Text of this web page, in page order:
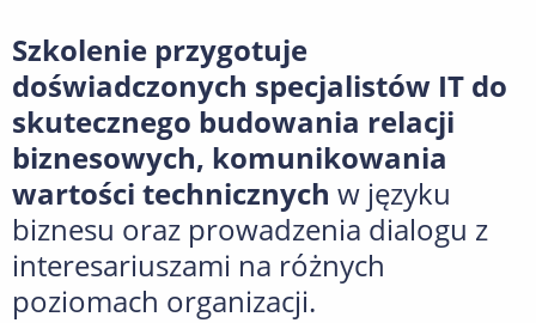
Szkolenie przygotuje
doświadczonych specjalistów IT do
skutecznego budowania relacji
biznesowych, komunikowania
wartości technicznych w języku
biznesu oraz prowadzenia dialogu z
interesariuszami na różnych
poziomach organizacji.